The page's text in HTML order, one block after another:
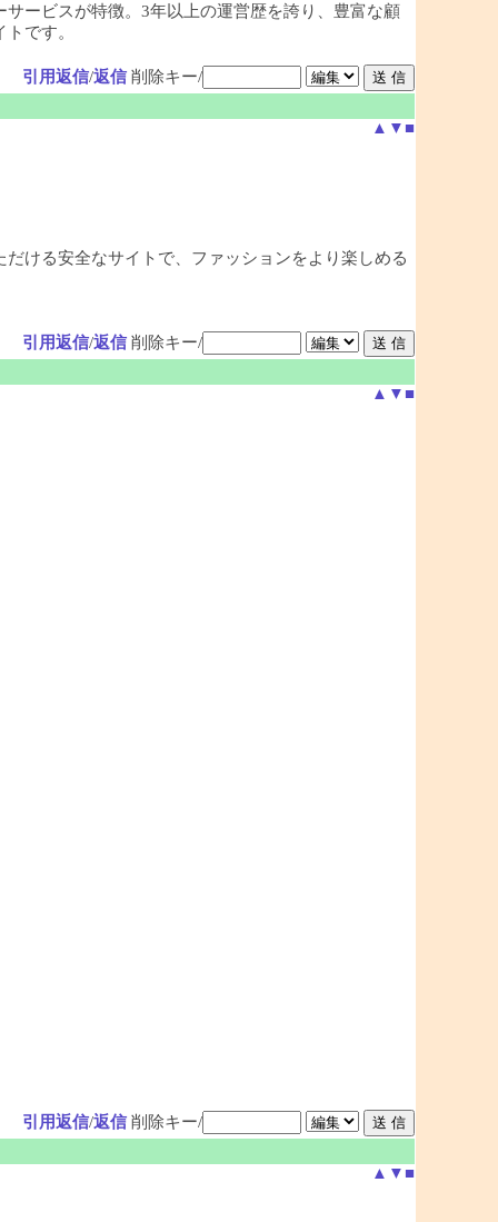
ービスが特徴。3年以上の運営歴を誇り、豊富な顧
です。
引用返信/返信 削除キー/
▲ ▼ ■
ける安全なサイトで、ファッションをより楽しめる
引用返信/返信 削除キー/
▲ ▼ ■
引用返信/返信 削除キー/
▲ ▼ ■